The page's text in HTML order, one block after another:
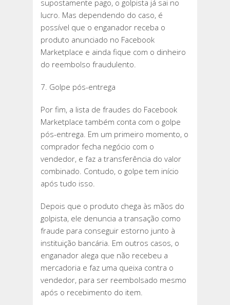
supostamente pago, o golpista já sai no
lucro. Mas dependendo do caso, é
possível que o enganador receba o
produto anunciado no Facebook
Marketplace e ainda fique com o dinheiro
do reembolso fraudulento.
7. Golpe pós-entrega
Por fim, a lista de fraudes do Facebook
Marketplace também conta com o golpe
pós-entrega. Em um primeiro momento, o
comprador fecha negócio com o
vendedor, e faz a transferência do valor
combinado. Contudo, o golpe tem início
após tudo isso.
Depois que o produto chega às mãos do
golpista, ele denuncia a transação como
fraude para conseguir estorno junto à
instituição bancária. Em outros casos, o
enganador alega que não recebeu a
mercadoria e faz uma queixa contra o
vendedor, para ser reembolsado mesmo
após o recebimento do item.